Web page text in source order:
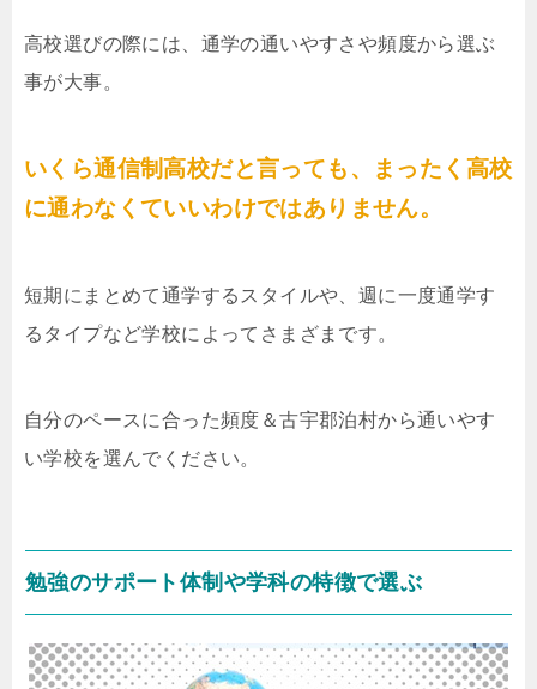
高校選びの際には、通学の通いやすさや頻度から選ぶ
事が大事。
いくら通信制高校だと言っても、まったく高校
に通わなくていいわけではありません。
短期にまとめて通学するスタイルや、週に一度通学す
るタイプなど学校によってさまざまです。
自分のペースに合った頻度＆古宇郡泊村から通いやす
い学校を選んでください。
勉強のサポート体制や学科の特徴で選ぶ